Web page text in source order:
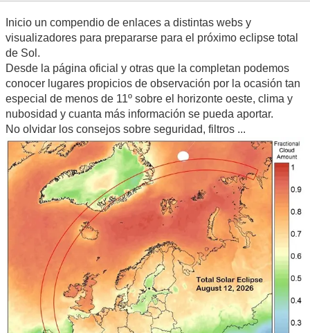
Inicio un compendio de enlaces a distintas webs y
visualizadores para prepararse para el próximo eclipse total
de Sol.
Desde la página oficial y otras que la completan podemos
conocer lugares propicios de observación por la ocasión tan
especial de menos de 11º sobre el horizonte oeste, clima y
nubosidad y cuanta más información se pueda aportar.
No olvidar los consejos sobre seguridad, filtros ...